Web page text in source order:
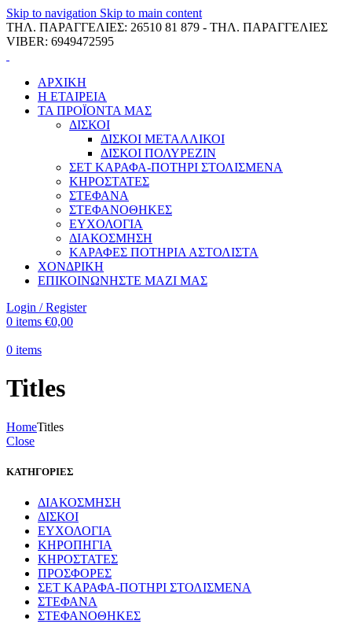
Skip to navigation Skip to main content
ΤΗΛ. ΠΑΡΑΓΓΕΛΙΕΣ: 26510 81 879 - ΤΗΛ. ΠΑΡΑΓΓΕΛΙΕΣ
VIBER: 6949472595
ΑΡΧΙΚΗ
Η ΕΤΑΙΡΕΙΑ
ΤΑ ΠΡΟΪΟΝΤΑ ΜΑΣ
ΔΙΣΚΟΙ
ΔΙΣΚΟΙ ΜΕΤΑΛΛΙΚΟΙ
ΔΙΣΚΟΙ ΠΟΛΥΡΕΖΙΝ
ΣΕΤ ΚΑΡΑΦΑ-ΠΟΤΗΡΙ ΣΤΟΛΙΣΜΕΝΑ
ΚΗΡΟΣΤΑΤΕΣ
ΣΤΕΦΑΝΑ
ΣΤΕΦΑΝΟΘΗΚΕΣ
ΕΥΧΟΛΟΓΙΑ
ΔΙΑΚΟΣΜΗΣΗ
ΚΑΡΑΦΕΣ ΠΟΤΗΡΙΑ ΑΣΤΟΛΙΣΤΑ
ΧΟΝΔΡΙΚΗ
ΕΠΙΚΟΙΝΩΝΗΣΤΕ ΜΑΖΙ ΜΑΣ
Login / Register
0 items €0,00
0 items
Titles
HomeTitles
Close
ΚΑΤΗΓΟΡΙΕΣ
ΔΙΑΚΟΣΜΗΣΗ
ΔΙΣΚΟΙ
ΕΥΧΟΛΟΓΙΑ
ΚΗΡΟΠΗΓΙΑ
ΚΗΡΟΣΤΑΤΕΣ
ΠΡΟΣΦΟΡΕΣ
ΣΕΤ ΚΑΡΑΦΑ-ΠΟΤΗΡΙ ΣΤΟΛΙΣΜΕΝΑ
ΣΤΕΦΑΝΑ
ΣΤΕΦΑΝΟΘΗΚΕΣ